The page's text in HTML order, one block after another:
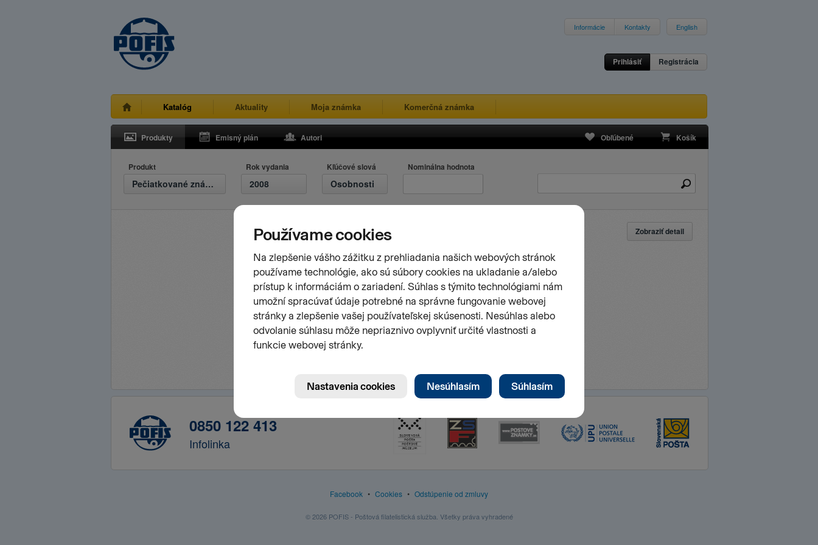
Informácie Kontakty English
Prihlásiť Registrácia
Katalóg Aktuality Moja známka Komerčná známka
Produkty Emisný plán Autori Obľúbené Košík
Produkt
Pečiatkované známky
Rok vydania
2008
Kľúčové slová
Osobnosti
Nominálna hodnota
Zobraziť detail
0850 122 413
Infolinka
Facebook • Cookies • Odstúpenie od zmluvy
© 2026 POFIS - Poštová filatelistická služba. Všetky práva vyhradené